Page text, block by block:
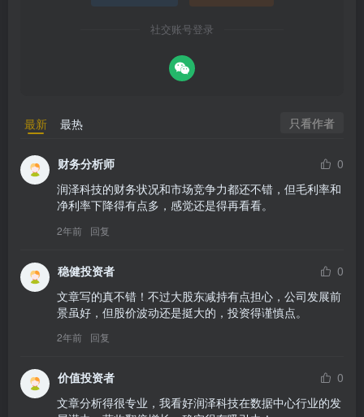
社交账号登录
最新 最热 只看作者
财务分析师
0
润泽科技的财务状况和市场竞争力都还不错，但毛利率和
净利率下降得有点多，感觉还是得再看看。
2年前 回复
稳健投资者
0
文章写的真不错！不过大股东减持有点担心，公司发展前
景虽好，但股价波动还是挺大的，投资得谨慎点。
2年前 回复
价值投资者
0
文章分析得很专业，我看好润泽科技在数据中心行业的发